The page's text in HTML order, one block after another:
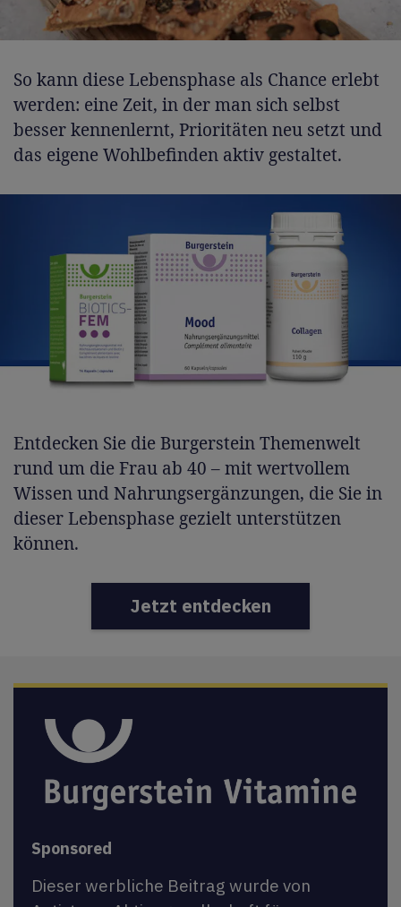
So kann diese Lebensphase als Chance erlebt
werden: eine Zeit, in der man sich selbst
besser kennenlernt, Prioritäten neu setzt und
das eigene Wohlbefinden aktiv gestaltet.
Entdecken Sie die Burgerstein Themenwelt
rund um die Frau ab 40 – mit wertvollem
Wissen und Nahrungsergänzungen, die Sie in
dieser Lebensphase gezielt unterstützen
können.
Jetzt entdecken
Sponsored
Dieser werbliche Beitrag wurde von